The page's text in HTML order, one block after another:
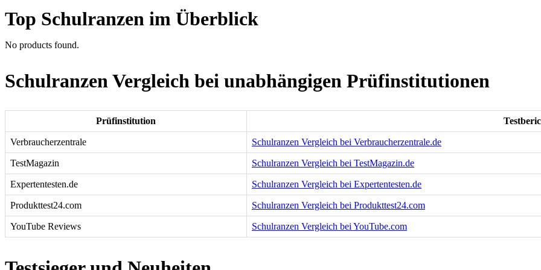
Top Schulranzen im Überblick
No products found.
Schulranzen Vergleich bei unabhängigen Prüfinstitutionen
Prüfinstitution
Verbraucherzentrale Schulranzen Vergleich bei Verbraucherzentrale.de
TestMagazin Schulranzen Vergleich bei TestMagazin.de
Expertentesten.de Schulranzen Vergleich bei Expertentesten.de
Produkttest24.com Schulranzen Vergleich bei Produkttest24.com
YouTube Reviews Schulranzen Vergleich bei YouTube.com